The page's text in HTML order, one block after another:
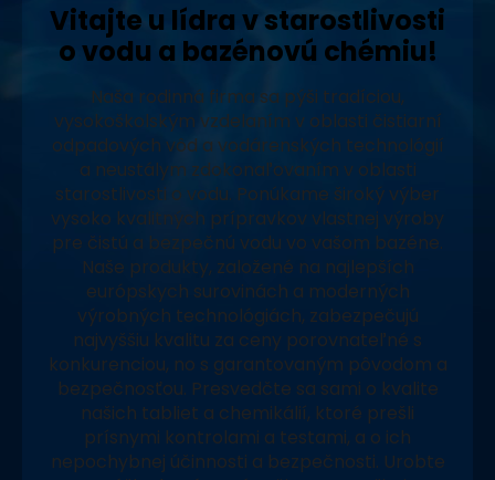
Vitajte u lídra v starostlivosti
o vodu a bazénovú chémiu!
Naša rodinná firma sa pýši tradíciou,
vysokoškolským vzdelaním v oblasti čistiarní
odpadových vôd a vodárenských technológií
a neustálym zdokonaľovaním v oblasti
starostlivosti o vodu. Ponúkame široký výber
vysoko kvalitných prípravkov vlastnej výroby
pre čistú a bezpečnú vodu vo vašom bazéne.
Naše produkty, založené na najlepších
európskych surovinách a moderných
výrobných technológiách, zabezpečujú
najvyššiu kvalitu za ceny porovnateľné s
konkurenciou, no s garantovaným pôvodom a
bezpečnosťou. Presvedčte sa sami o kvalite
našich tabliet a chemikálií, ktoré prešli
prísnymi kontrolami a testami, a o ich
nepochybnej účinnosti a bezpečnosti. Urobte